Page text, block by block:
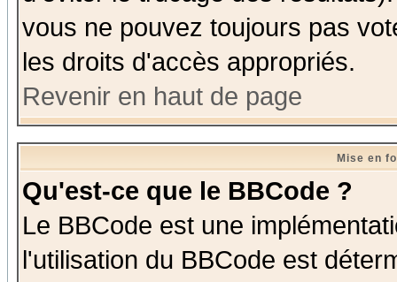
vous ne pouvez toujours pas
les droits d'accès appropriés.
Revenir en haut de page
Mise en
Qu'est-ce que le BBCode ?
Le BBCode est une
l'utilisation du BBCode est